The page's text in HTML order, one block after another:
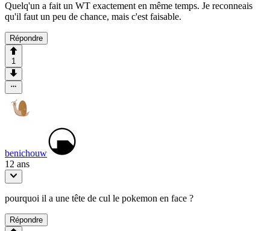
Quelq'un a fait un WT exactement en même temps. Je reconneais
qu'il faut un peu de chance, mais c'est faisable.
Répondre
1
benichouw
12 ans
pourquoi il a une tête de cul le pokemon en face ?
Répondre